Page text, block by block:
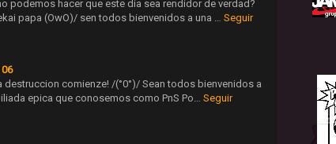
podemos hacer que este dia sea rendidor de verdad?
papa (OwO)/ sen todos bienvenidos a una … Seguir
destruccion comienze! /(°0°)/ Sean todos bienvenidos a
epica que conosemos como PnS Po… Seguir